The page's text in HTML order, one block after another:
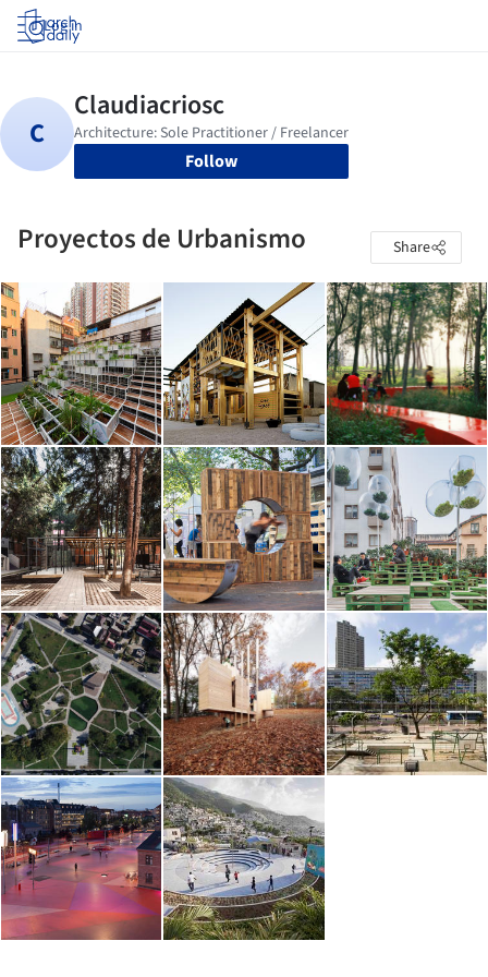
Log in
Follow
Proyectos de Urbanismo Share